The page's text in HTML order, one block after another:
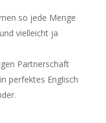
so jede Menge
vielleicht ja
Partnerschaft
perfektes Englisch